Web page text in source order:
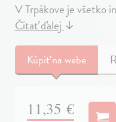
V Trpákove je všetko
Čítať ďalej↓
Kúpiťna webe
11,35 €